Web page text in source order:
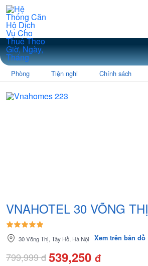
Phòng Tiện nghi Chính sách
VNAHOTEL 30 VÕNG THỊ
30 Võng Thị, Tây Hồ, Hà Nội Xem trên bản đồ
799,999đ539,250 đ